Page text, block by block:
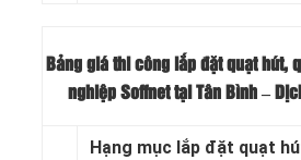
Bảng giá thi công lắp đặt quạt hút,
nghiệp Soffnet tại Tân Bình –
Hạng mục lắp đặt quạt